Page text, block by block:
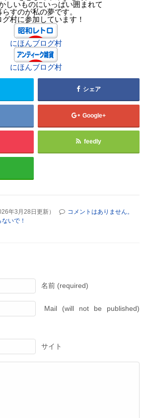
しいものにいっぱい囲まれて
らすのが私の夢です。
グ村に参加しています！
にほんブログ村
にほんブログ村
シェア
Google+
feedly
年3月28日更新）
コメントはありません。
いで！
名前 (required)
Mail (will not be published)
サイト